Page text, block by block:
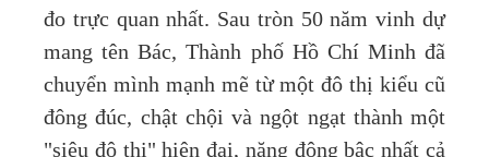
đo trực quan nhất. Sau tròn 50 năm vinh dự
mang tên Bác, Thành phố Hồ Chí Minh đã
chuyển mình mạnh mẽ từ một đô thị kiểu cũ
đông đúc, chật chội và ngột ngạt thành một
"siêu đô thị" hiện đại, năng động bậc nhất cả